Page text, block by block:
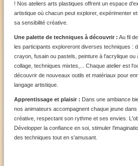
! Nos ateliers arts plastiques offrent un espace
artistique où chacun peut explorer, expérimenter
sa sensibilité créative.
Une palette de techniques à découvrir : Au fil
les participants exploreront diverses techniques :
crayon, fusain ou pastels, peinture à l'acrylique ou
collage, techniques mixtes,... Chaque atelier est
découvrir de nouveaux outils et matériaux pour
langage artistique.
Apprentissage et plaisir : Dans une ambiance
nos animateurs accompagnent chaque jeune
créative, respectant son rythme et ses envies.
Développer la confiance en soi, stimuler
des techniques tout en s'amusant.